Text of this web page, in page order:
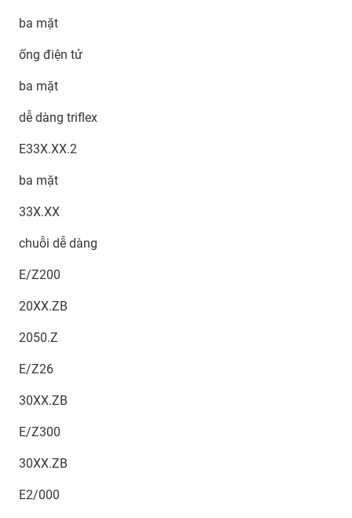
ba mặt
ống điện tử
ba mặt
dễ dàng triflex
E33X.XX.2
ba mặt
33X.XX
chuỗi dễ dàng
E/Z200
20XX.ZB
2050.Z
E/Z26
30XX.ZB
E/Z300
30XX.ZB
E2/000